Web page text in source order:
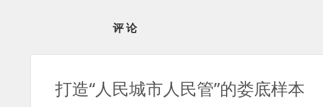
评论
打造“人民城市人民管”的娄底样本